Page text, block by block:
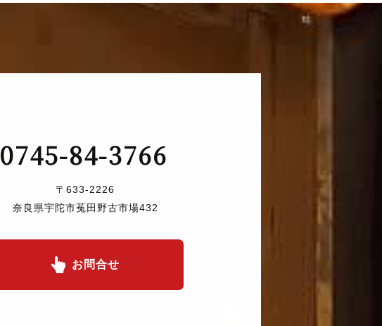
0745-84-3766
〒633-2226
奈良県宇陀市菟田野古市場432
お問合せ